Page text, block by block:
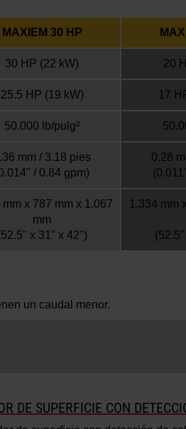
MAXIEM 30 HP
30 HP (22 kW) 20
25.5 HP (19 kW) 17
50.000 lb/pulg²
mm / 3.18 pies
/ 0.84 gpm)
0.28
mm x 787 mm x 1.067
mm
x 31" x 42")
1.334 mm
un caudal menor.
DE SUPERFICIE CON